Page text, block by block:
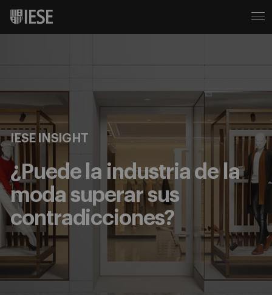
IESE INSIGHT
¿Puede la industria de la
moda superar sus
contradicciones?